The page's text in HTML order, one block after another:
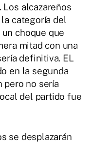
Los alcazareños
categoría del
choque que
mitad con una
definitiva. EL
en la segunda
pero no sería
del partido fue
se desplazarán